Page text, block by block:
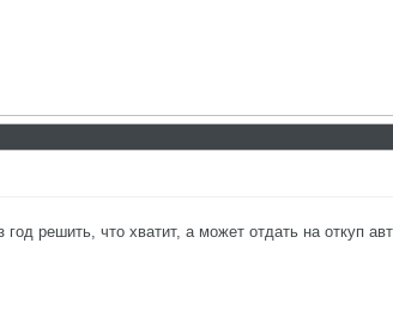
решить, что хватит, а может отдать на откуп